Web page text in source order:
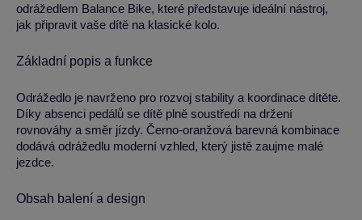
odrážedlem Balance Bike, které představuje ideální nástroj,
jak připravit vaše dítě na klasické kolo.
Základní popis a funkce
Odrážedlo je navrženo pro rozvoj stability a koordinace dítěte.
Díky absenci pedálů se dítě plně soustředí na držení
rovnováhy a směr jízdy. Černo-oranžová barevná kombinace
dodává odrážedlu moderní vzhled, který jistě zaujme malé
jezdce.
Obsah balení a design